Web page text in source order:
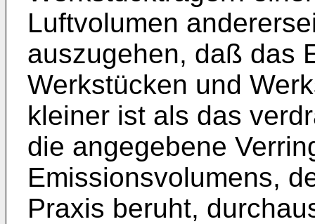
Luftvolumen
auszugehen, daß das
Werkstücken und
kleiner ist als das
die angegebene
Emissionsvolumens,
Praxis beruht,